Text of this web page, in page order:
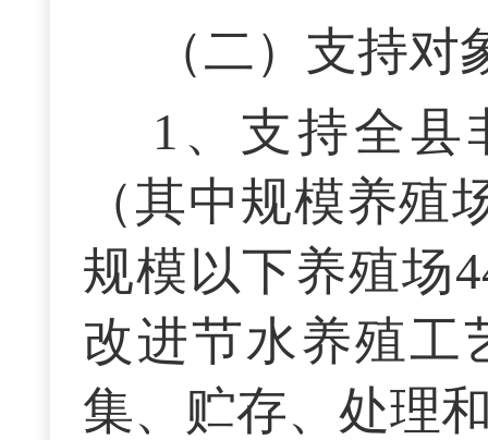
（二）支持对
1、支持全县
（其中规模养殖
规模以下养殖场
改进节水养殖工
集、贮存、处理